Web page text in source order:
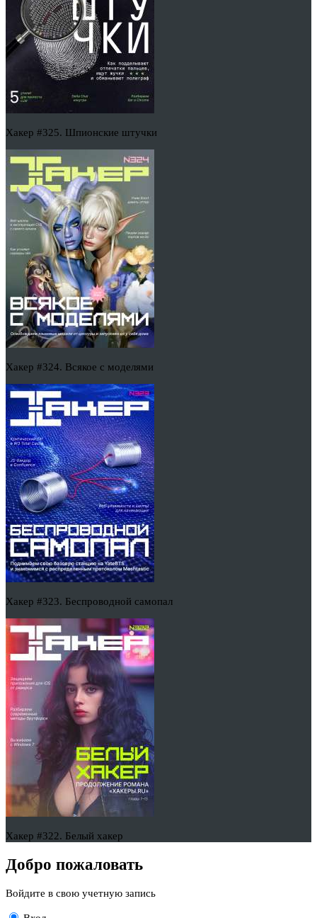
Хакер #325. Шпионские штучки
Хакер #324. Всякое с моделями
Хакер #323. Беспроводной самопал
Хакер #322. Белый хакер
Добро пожаловать
Войдите в свою учетную запись